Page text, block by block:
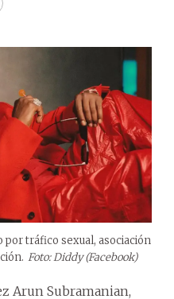
por tráfico sexual, asociación
Foto: Diddy (Facebook)
Arun Subramanian,